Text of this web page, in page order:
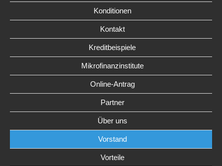
Konditionen
Kontakt
Kreditbeispiele
Mikrofinanzinstitute
Online-Antrag
Partner
Über uns
Vorstand
Vorteile